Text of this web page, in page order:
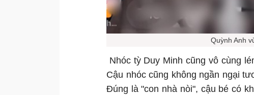
Quỳnh Anh
Nhóc tỳ Duy Minh cũng vô cùng
Cậu nhóc cũng không ngần ngại
Đúng là "con nhà nòi", cậu bé có